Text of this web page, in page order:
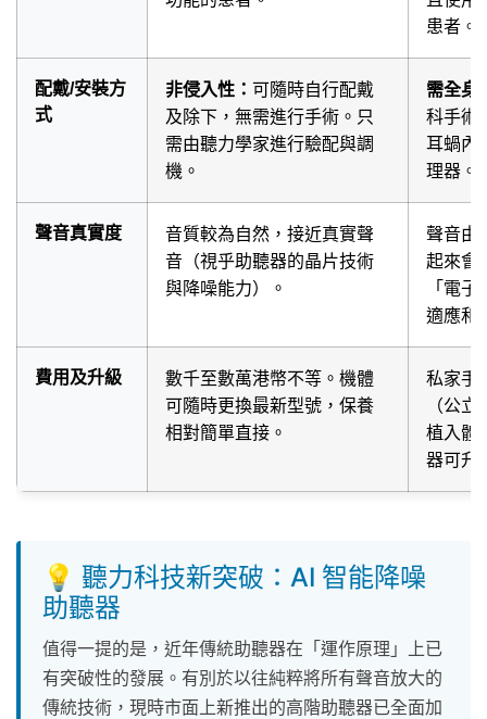
患者。
配戴/安裝方
式
非侵入性： 可隨時自行配戴
及除下，無需進行手術。只
需由聽力學家進行驗配與調
機。
需全身
科手術
耳蝸內
理器。
聲音真實度
音質較為自然，接近真實聲
音（視乎助聽器的晶片技術
與降噪能力）。
聲音由
起來會
「電
適應和
費用及升級
數千至數萬港幣不等。機體
可隨時更換最新型號，保養
相對簡單直接。
私家手
（公
植入體
器可升
💡 聽力科技新突破：AI 智能降噪
助聽器
值得一提的是，近年傳統助聽器在「運作原理」上已
有突破性的發展。有別於以往純粹將所有聲音放大的
傳統技術，現時市面上新推出的高階助聽器已全面加